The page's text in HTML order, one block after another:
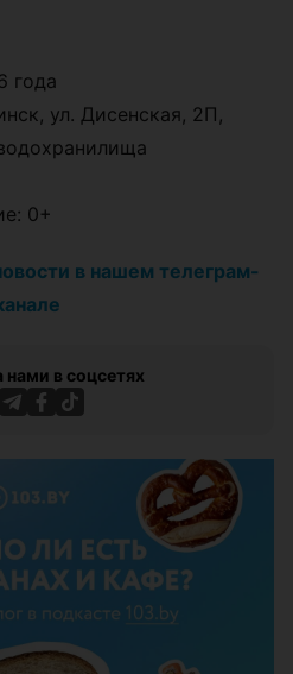
года
ул. Дисенская, 2П,
0+
в нашем телеграм-
нами в соцсетях